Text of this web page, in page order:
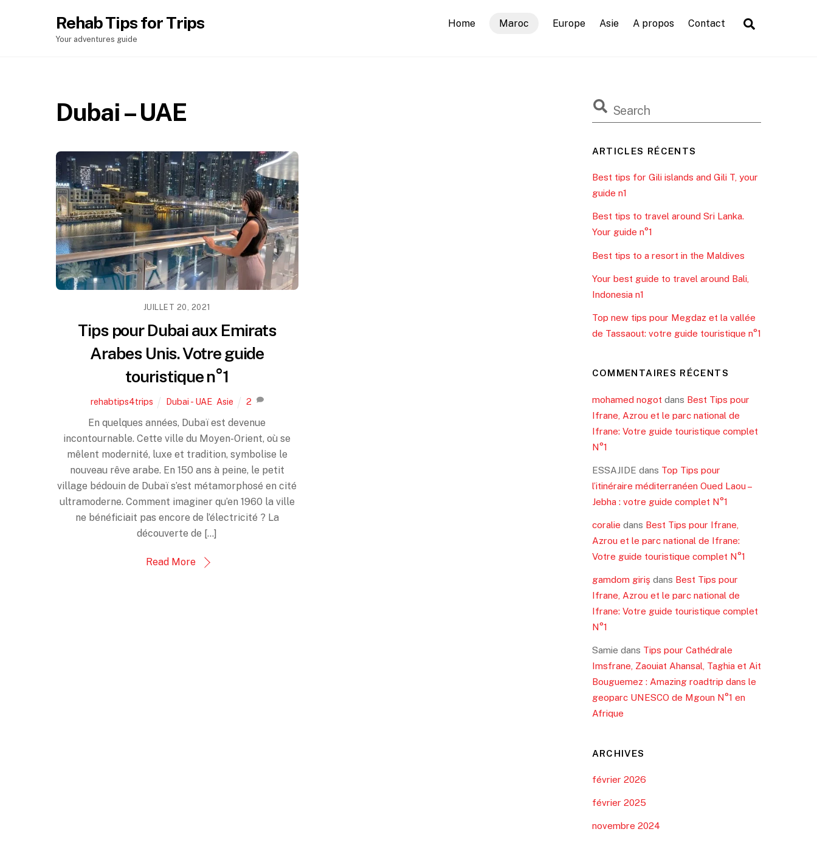
Rehab Tips for Trips
Your adventures guide
Home Maroc Europe Asie A propos Contact
Dubai – UAE
JUILLET 20, 2021
Tips pour Dubai aux Emirats
Arabes Unis. Votre guide
touristique n°1
rehabtips4trips Dubai - UAE Asie 2
En quelques années, Dubaï est devenue
incontournable. Cette ville du Moyen-Orient, où se
mêlent modernité, luxe et tradition, symbolise le
nouveau rêve arabe. En 150 ans à peine, le petit
village bédouin de Dubaï s’est métamorphosé en cité
ultramoderne. Comment imaginer qu’en 1960 la ville
ne bénéficiait pas encore de l’électricité ? La
découverte de […]
Read More
ARTICLES RÉCENTS
Best tips for Gili islands and Gili T, your
guide n1
Best tips to travel around Sri Lanka.
Your guide n°1
Best tips to a resort in the Maldives
Your best guide to travel around Bali,
Indonesia n1
Top new tips pour Megdaz et la vallée
de Tassaout: votre guide touristique n°1
COMMENTAIRES RÉCENTS
mohamed nogot dans Best Tips pour
Ifrane, Azrou et le parc national de
Ifrane: Votre guide touristique complet
N°1
ESSAJIDE dans Top Tips pour
l’itinéraire méditerranéen Oued Laou –
Jebha : votre guide complet N°1
coralie dans Best Tips pour Ifrane,
Azrou et le parc national de Ifrane:
Votre guide touristique complet N°1
gamdom giriş dans Best Tips pour
Ifrane, Azrou et le parc national de
Ifrane: Votre guide touristique complet
N°1
Samie dans Tips pour Cathédrale
Imsfrane, Zaouiat Ahansal, Taghia et Ait
Bouguemez : Amazing roadtrip dans le
geoparc UNESCO de Mgoun N°1 en
Afrique
ARCHIVES
février 2026
février 2025
novembre 2024